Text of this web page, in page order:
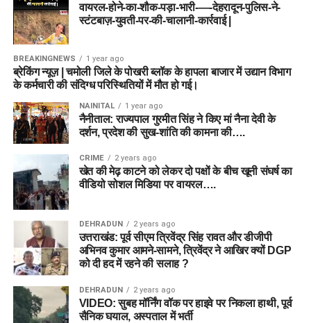
वायरल-होने-का-शौक-पड़ा-भारी-—-देहरादून-पुलिस-ने-
स्टंटबाज़-युवती-पर-की-चालानी-कार्रवाई |
BREAKINGNEWS 1 year ago
ब्रेकिंग न्यूज़ | चमोली जिले के पोखरी ब्लॉक के हापला बाजार में उद्यान विभाग
के कर्मचारी की संदिग्ध परिस्थितियों में मौत हो गई।
NAINITAL 1 year ago
नैनीताल: राज्यपाल गुरमीत सिंह ने किए मां नैना देवी के
दर्शन, प्रदेश की सुख-शांति की कामना की….
CRIME 2 years ago
खेत की मेढ़ काटने को लेकर दो पक्षों के बीच खूनी संघर्ष का
वीडियो सोशल मिडिया पर वायरल….
DEHRADUN 2 years ago
उत्तराखंड: पूर्व सीएम त्रिवेंद्र सिंह रावत और डीजीपी
अभिनव कुमार आमने-सामने, त्रिवेंद्र ने आखिर क्यों DGP
को दी हद में रहने की सलाह ?
DEHRADUN 2 years ago
VIDEO: सुबह मॉर्निंग वॉक पर हाइवे पर निकला हाथी, पूर्व
सैनिक घयाल, अस्पताल में भर्ती